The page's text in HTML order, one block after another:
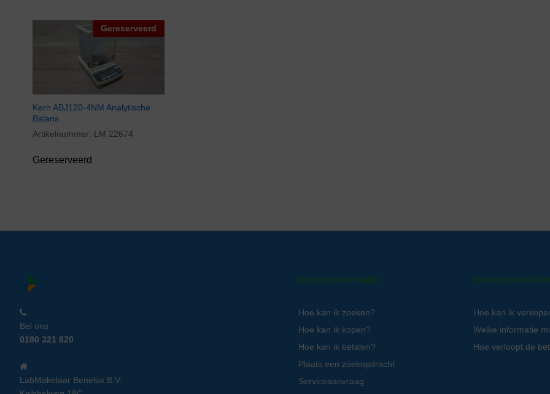
Gereserveerd
Kern ABJ120-4NM Analytische
Balans
Artikelnummer: LM 22674
Gereserveerd
Bel ons
0180 321 820
LabMakelaar Benelux B.V.
Kopersinformatie
Hoe kan ik zoeken?
Hoe kan ik kopen?
Hoe kan ik betalen?
Plaats een zoekopdracht
Serviceaanvraag
Hoe kan ik
Welke informatie
Hoe verloopt de